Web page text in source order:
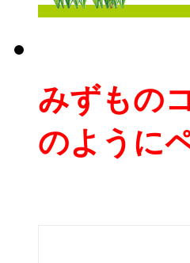
みずもの
のように